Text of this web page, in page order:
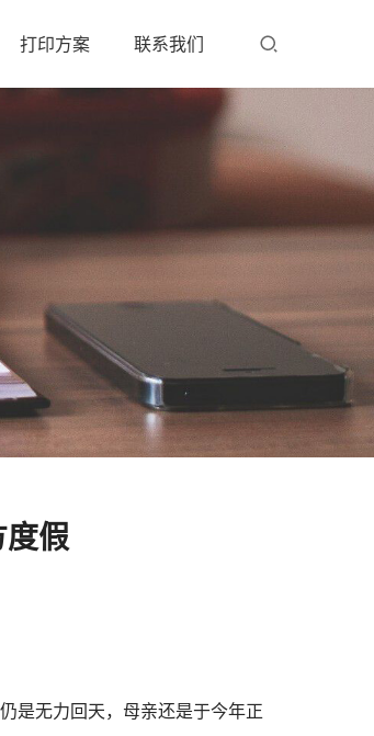
打印方案 联系我们
假
是无力回天，母亲还是于今年正